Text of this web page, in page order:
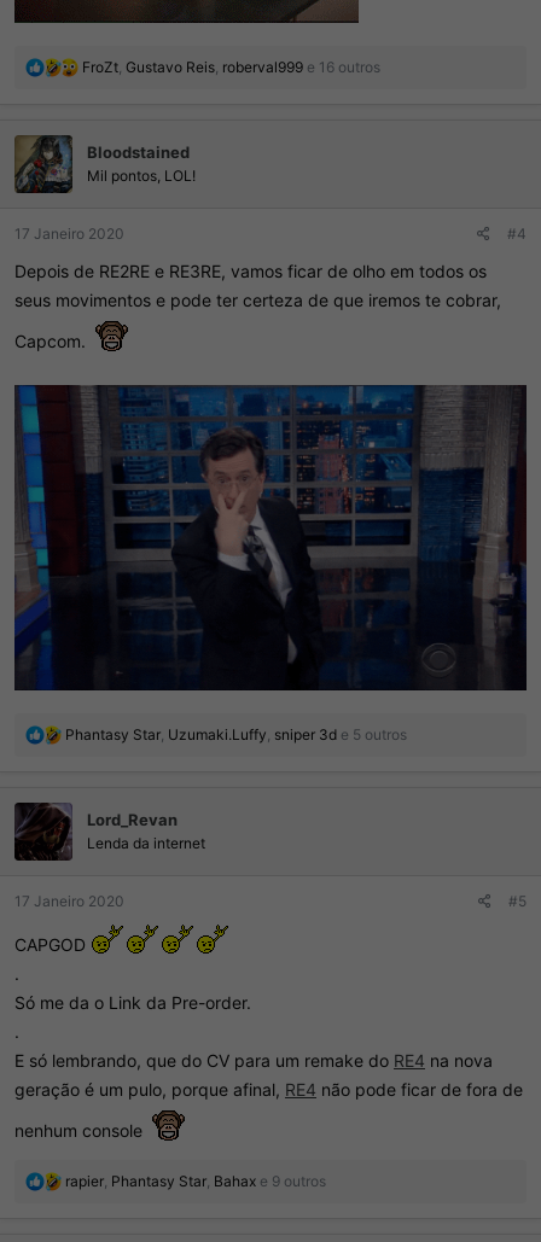
R
õ
e
FroZt Gustavo Reis roberval999 e 16 outros
Bloodstained
Mil pontos, LOL!
17 Janeiro 2020 #4
Depois de RE2RE e RE3RE, vamos ficar de olho em todos os
seus movimentos e pode ter certeza de que iremos te cobrar,
Capcom.
R
ç
õ
e
s
Phantasy Star, Uzumaki.Luffy, sniper 3d e 5 outros
Lord_Revan
Lenda da internet
17 Janeiro 2020 #5
CAPGOD
.
Só me da o Link da Pre-order.
.
E só lembrando, que do CV para um remake do RE4 na nova
geração é um pulo, porque afinal, RE4 não pode ficar de fora de
nenhum console
R
rapier, Phantasy Star, Bahax e 9 outros